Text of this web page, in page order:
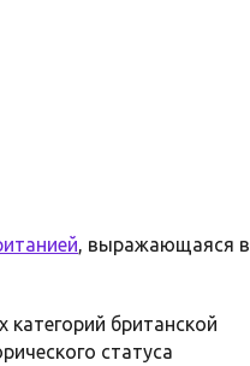
, выражающаяся в
категорий британской
статуса